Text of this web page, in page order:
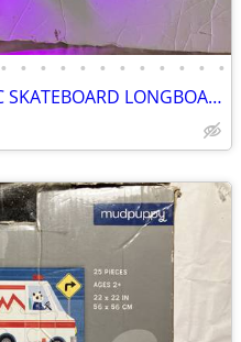
• • • • • • • • • • • •
BACKFIRE ZEALOT S ELECTRIC SKATEBOARD LONGBOARD HOVERBOARD NEW BATTERY